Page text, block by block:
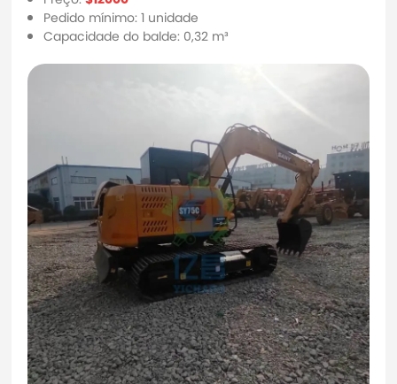
Pedido mínimo: 1 unidade
Capacidade do balde: 0,32 m³